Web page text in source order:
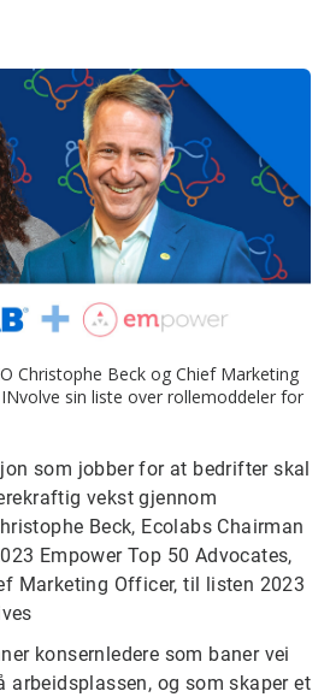
Christophe Beck og Chief Marketing
sin liste over rollemoddeler for
som jobber for at bedrifter skal
vekst gjennom
Beck, Ecolabs Chairman
Empower Top 50 Advocates,
Marketing Officer, til listen 2023
konsernledere som baner vei
arbeidsplassen, og som skaper et